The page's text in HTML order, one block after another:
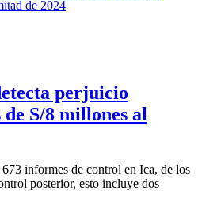
perjuicio
de S/8 millones al
informes de control en Ica, de los
posterior, esto incluye dos